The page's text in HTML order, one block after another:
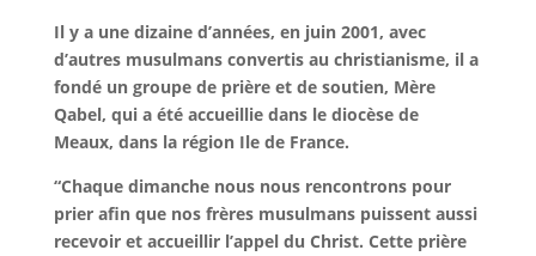
Il y a une dizaine d’années, en juin 2001, avec
d’autres musulmans convertis au christianisme, il a
fondé un groupe de prière et de soutien, Mère
Qabel, qui a été accueillie dans le diocèse de
Meaux, dans la région Ile de France.
“Chaque dimanche nous nous rencontrons pour
prier afin que nos frères musulmans puissent aussi
recevoir et accueillir l’appel du Christ. Cette prière